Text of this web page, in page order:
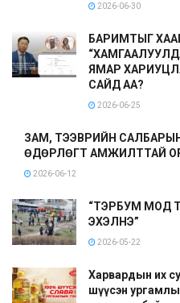
2026-06-30
БАРИМТЫГ
ЯМАР
САЙД АА?
2026-06-25
ЗАМ, ТЭЭВРИЙН
ӨДӨРЛӨГТ АМЖИЛТТАЙ
2026-06-12
“ТЭРБУМ МОД
ЭХЭЛНЭ”
2026-05-22
Харвардын их
шүүсэн